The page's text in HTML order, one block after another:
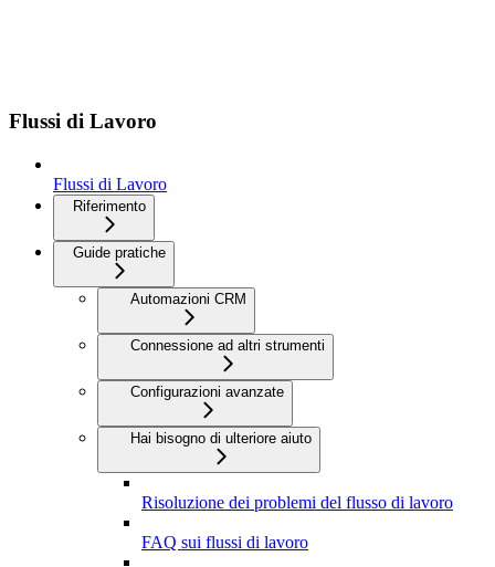
Flussi di Lavoro
Flussi di Lavoro
Riferimento
Guide pratiche
Automazioni CRM
Connessione ad altri strumenti
Configurazioni avanzate
Hai bisogno di ulteriore aiuto
Risoluzione dei problemi del flusso di lavoro
FAQ sui flussi di lavoro